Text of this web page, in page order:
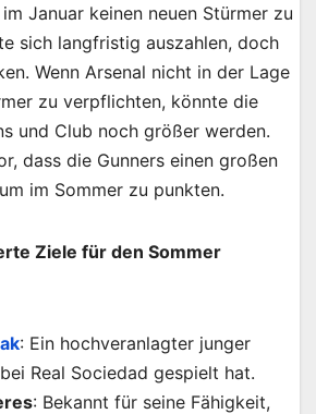
Januar keinen neuen Stürmer zu
sich langfristig auszahlen, doch
Wenn Arsenal nicht in der Lage
zu verpflichten, könnte die
und Club noch größer werden.
dass die Gunners einen großen
im Sommer zu punkten.
Ziele für den Sommer
: Ein hochveranlagter junger
Real Sociedad gespielt hat.
: Bekannt für seine Fähigkeit,